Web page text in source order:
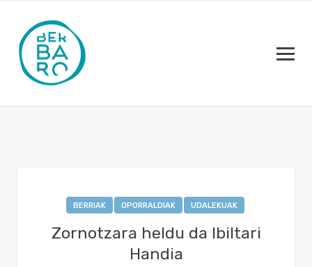
BERRIAK OPORRALDIAK UDALEKUAK
Zornotzara heldu da Ibiltari
Handia